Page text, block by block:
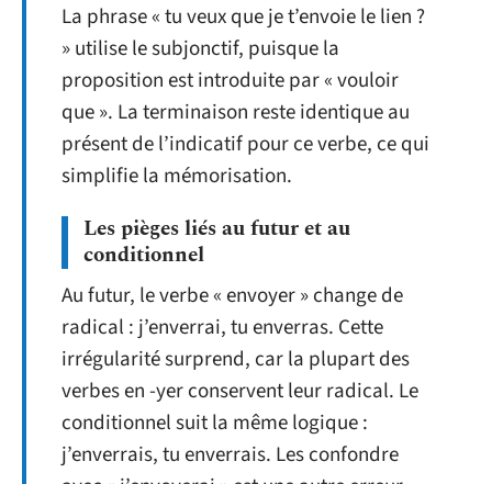
La phrase « tu veux que je t’envoie le lien ?
» utilise le subjonctif, puisque la
proposition est introduite par « vouloir
que ». La terminaison reste identique au
présent de l’indicatif pour ce verbe, ce qui
simplifie la mémorisation.
Les pièges liés au futur et au
conditionnel
Au futur, le verbe « envoyer » change de
radical : j’enverrai, tu enverras. Cette
irrégularité surprend, car la plupart des
verbes en -yer conservent leur radical. Le
conditionnel suit la même logique :
j’enverrais, tu enverrais. Les confondre